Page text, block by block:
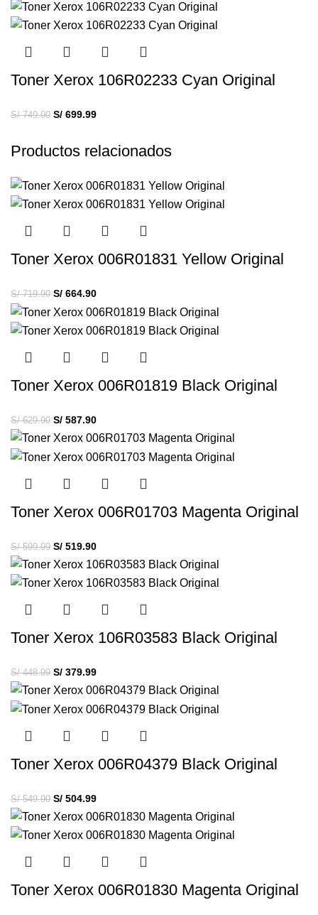
Toner Xerox 106R02233 Cyan Original
S/749.90 S/ 699.99
Productos relacionados
Toner Xerox 006R01831 Yellow Original
S/719.90 S/ 664.90
Toner Xerox 006R01819 Black Original
S/629.90 S/ 587.90
Toner Xerox 006R01703 Magenta Original
S/599.99 S/ 519.90
Toner Xerox 106R03583 Black Original
S/448.99 S/ 379.99
Toner Xerox 006R04379 Black Original
S/549.90 S/ 504.99
Toner Xerox 006R01830 Magenta Original